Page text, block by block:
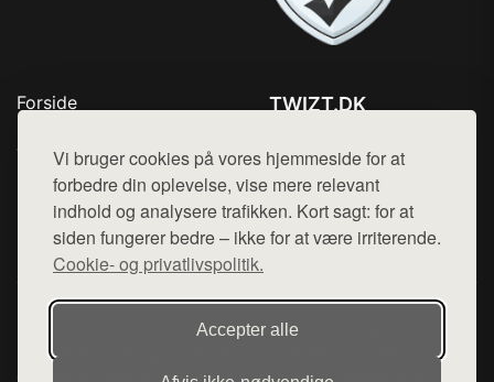
Vi bruger cookies på vores hjemmeside for at
forbedre din oplevelse, vise mere relevant
indhold og analysere trafikken. Kort sagt: for at
siden fungerer bedre – ikke for at være irriterende.
Cookie- og privatlivspolitik.
Accepter alle
Forside
Top Rabatter
Kontakt
TWIZT.DK
Mail: hej@want.dk
Cookie- og privatlivspolitik
Denne side er en del af want.dk, der udgiver en række
hjemmesider med præsentation af forskellige produkter fra
diverse webshops. Der sælges ikke varer fra denne side - vi